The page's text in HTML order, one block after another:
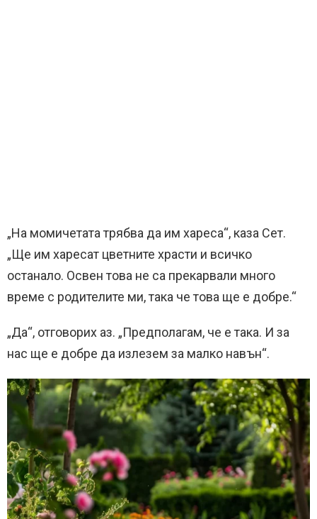
„На момичетата трябва да им хареса“, каза Сет.
„Ще им харесат цветните храсти и всичко
останало. Освен това не са прекарвали много
време с родителите ми, така че това ще е добре.“
„Да“, отговорих аз. „Предполагам, че е така. И за
нас ще е добре да излезем за малко навън“.